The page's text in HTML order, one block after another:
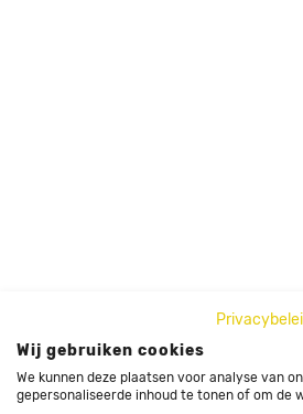
Wij gebruiken cookies
We kunnen deze plaatsen voor analyse van
gepersonaliseerde inhoud te tonen of om de